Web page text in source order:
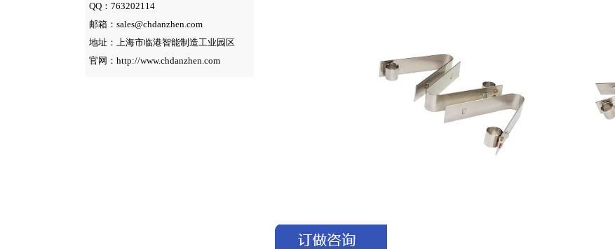
QQ：763202114
邮箱：sales@chdanzhen.com
地址：上海市临港智能制造工业园区
官网：http://www.chdanzhen.com